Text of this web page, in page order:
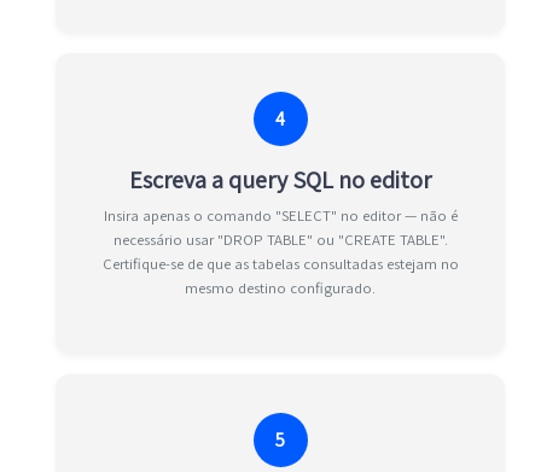
4
Escreva a query SQL no editor
Insira apenas o comando "SELECT" no editor — não é
necessário usar "DROP TABLE" ou "CREATE TABLE".
Certifique-se de que as tabelas consultadas estejam no
mesmo destino configurado.
5